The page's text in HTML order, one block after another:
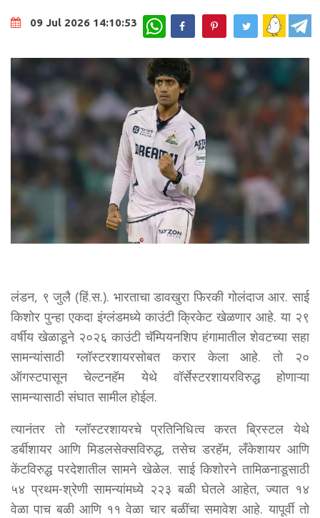
09 Jul 2026 14:10:53 WhatsApp
लंडन, ९ जुलै (हिं.स.). भारताचा डावखुरा फिरकी गोलंदाज आर. साई
किशोर पुन्हा एकदा इंग्लंडमध्ये काउंटी क्रिकेट खेळणार आहे. या २९
वर्षीय खेळाडूने २०२६ काउंटी चॅम्पियनशिप हंगामातील शेवटच्या सहा
सामन्यांसाठी ग्लॉस्टरशायरसोबत करार केला आहे. तो २०
ऑगस्टपासून चेल्टनहॅम येथे वॉर्सेस्टरशायरविरुद्ध होणाऱ्या
सामन्यासाठी संघात सामील होईल.
त्यानंतर तो ग्लॉस्टरशायरचे प्रतिनिधित्व करत ब्रिस्टल येथे
डर्बीशायर आणि मिडलसेक्सविरुद्ध, तसेच डरहॅम, लँकेशायर आणि
केंटविरुद्ध परदेशातील सामने खेळेल. साई किशोरने तामिळनाडूसाठी
५४ प्रथम-श्रेणी सामन्यांमध्ये २२३ बळी घेतले आहेत, ज्यात १४
वेळा पाच बळी आणि ११ वेळा चार बळींचा समावेश आहे. यापूर्वी तो